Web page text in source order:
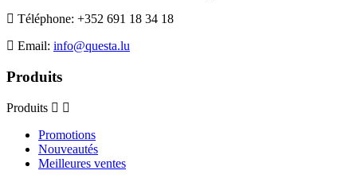
Téléphone: +352 691 18 34 18
Email: info@questa.lu
Produits
Produits
Promotions
Nouveautés
Meilleures ventes